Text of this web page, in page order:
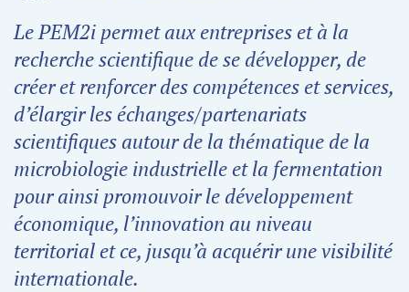
Le PEM2i permet aux entreprises et à la
recherche scientifique de se développer, de
créer et renforcer des compétences et services,
d’élargir les échanges/partenariats
scientifiques autour de la thématique de la
microbiologie industrielle et la fermentation
pour ainsi promouvoir le développement
économique, l’innovation au niveau
territorial et ce, jusqu’à acquérir une visibilité
internationale.